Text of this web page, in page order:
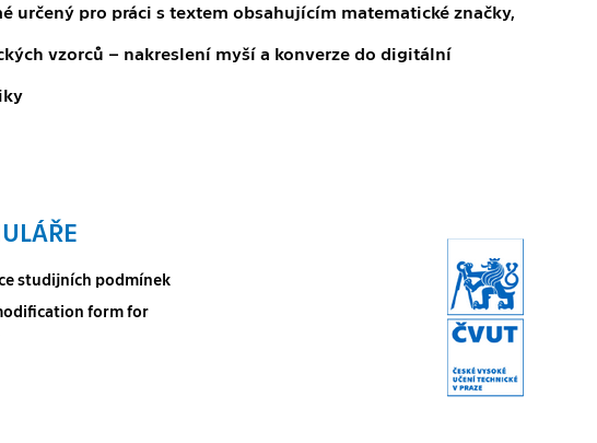
určený pro práci s textem obsahujícím matematické značky,
vzorců – nakreslení myší a konverze do digitální
studijních podmínek
form for